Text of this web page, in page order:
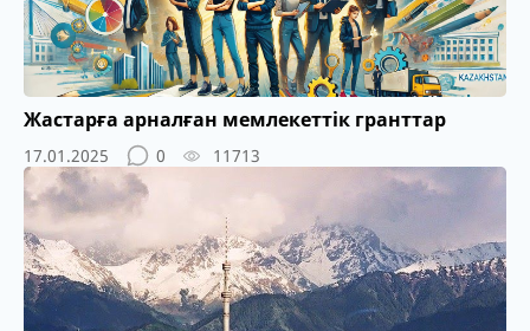
Жастарға арналған мемлекеттік гранттар
17.01.2025 0 11713